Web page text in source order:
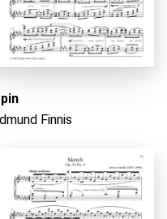
Finnis